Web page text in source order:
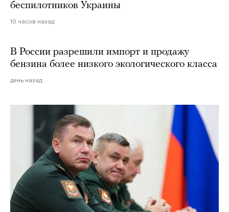
беспилотников Украины
10 часов назад
В России разрешили импорт и продажу
бензина более низкого экологического класса
день назад